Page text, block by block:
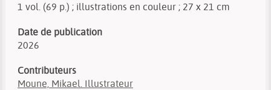
1 vol. (69 p.) ; illustrations en couleur ; 27 x 21 cm
Date de publication
2026
Contributeurs
Moune, Mikael. Illustrateur